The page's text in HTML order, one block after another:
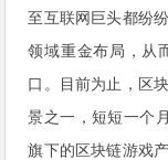
至互联网巨头都纷
领域重金布局，从
口。目前为止，区
景之一，短短一个
旗下的区块链游戏